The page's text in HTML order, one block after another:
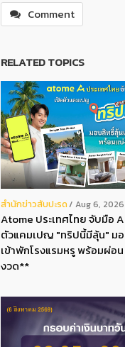
Comment
RELATED TOPICS
สํานักข่าวสับปะรด Aug 6, 2026
Atome ประเทศไทย จับมือ
ตัวแคมเปญ "ทริปนี้มีลุ้น" ม
เข้าพักโรงแรมหรู พร้อมผ่อน
งวด**